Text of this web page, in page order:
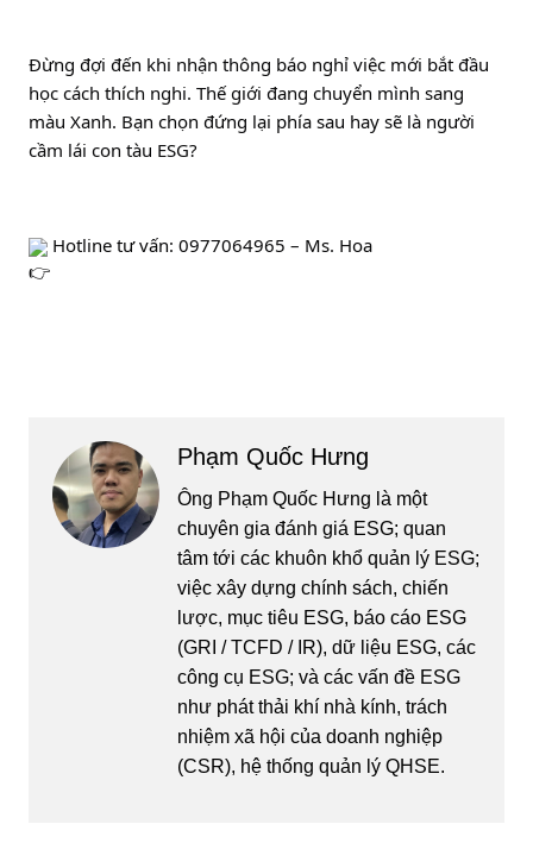
Đừng đợi đến khi nhận thông báo nghỉ việc mới bắt đầu
học cách thích nghi. Thế giới đang chuyển mình sang
màu Xanh. Bạn chọn đứng lại phía sau hay sẽ là người
cầm lái con tàu ESG?
Hotline tư vấn: 0977064965 – Ms. Hoa
Phạm Quốc Hưng
Ông Phạm Quốc Hưng là một
chuyên gia đánh giá ESG; quan
tâm tới các khuôn khổ quản lý ESG;
việc xây dựng chính sách, chiến
lược, mục tiêu ESG, báo cáo ESG
(GRI / TCFD / IR), dữ liệu ESG, các
công cụ ESG; và các vấn đề ESG
như phát thải khí nhà kính, trách
nhiệm xã hội của doanh nghiệp
(CSR), hệ thống quản lý QHSE.